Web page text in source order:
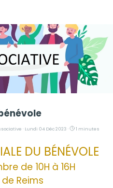
· Lundi 04 Déc 2023 ·
1 minutes
DU BÉNÉVOLE
de 10H à 16H
de Reims